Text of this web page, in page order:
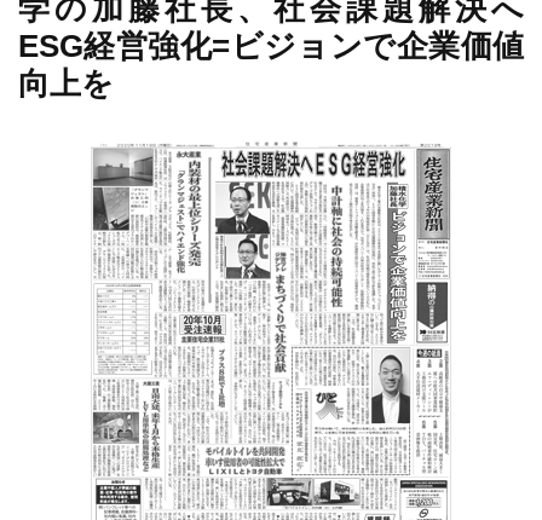
学の加藤社長、社会課題解決へ
ESG経営強化=ビジョンで企業価値
向上を